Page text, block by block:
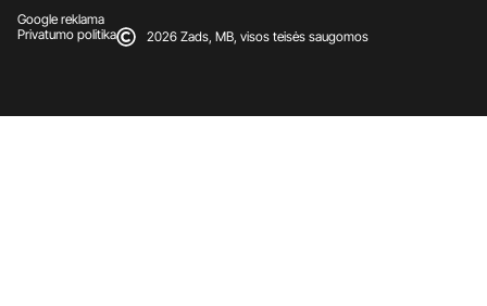
Google reklama
Privatumo politika
2026 Zads, MB, visos teisės saugomos